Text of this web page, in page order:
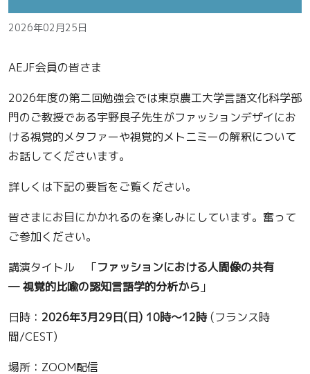
2026年02月25日
AEJF会員の皆さま
2026年度の第二回勉強会では東京農工大学言語文化科学部
門のご教授である宇野良子先生がファッションデザイにお
ける視覚的メタファーや視覚的メトニミーの解釈について
お話してくださいます。
詳しくは下記の要旨をご覧ください。
皆さまにお目にかかれるのを楽しみにしています。奮って
ご参加ください。
講演タイトル 「ファッションにおける人間像の共有
― 視覚的比喩の認知言語学的分析から 」
日時： 2026年3月29日(日) 10時〜12時 (フランス時
間/CEST)
場所：ZOOM配信